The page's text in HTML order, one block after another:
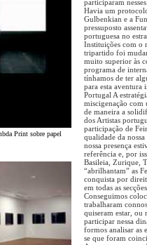
Print sobre papel
participaram
Havia um
Gulbenkian e a
pressuposto
portuguesa no
Instituições com o
tripartido foi
muito superior às
programa de
tínhamos de ter
para esta aventura
Portugal A
miscigenação com
de maneira a
dos Artistas
participação de
qualidade da
nossa presença
referência e, por
Basileia, Zurique,
“abrilhantam” as
conquista por
em todas as
Conseguimos
trabalharam
quiseram estar, ou
participar nessa
formos analisar as
se que foram